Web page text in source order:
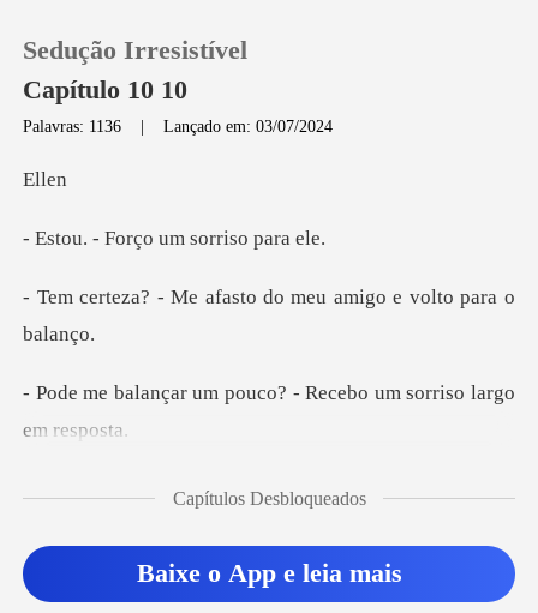
Loja
Sair
Sedução Irresistível
Capítulo 10 10
Palavras: 1136 |Lançado em: 03/07/2024
l
orço um sorr
fasto do meu amigo e
pouco? - Recebo um sor
o apareceu nosso enco
com o meu cunhado! Meu
Capítulos Desbloqueados
Baixe o App e leia mais